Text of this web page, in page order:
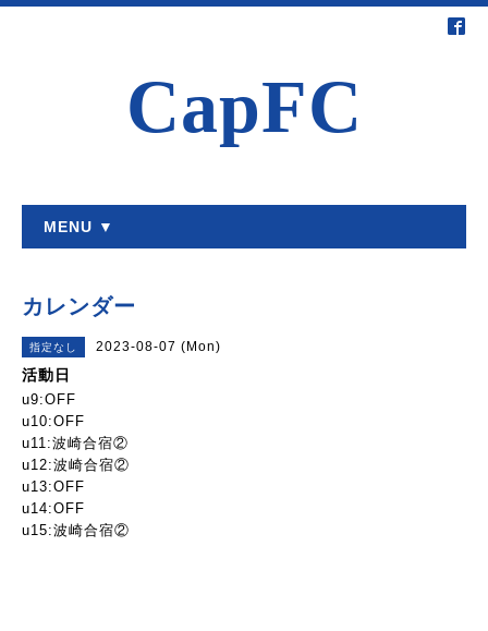
CapFC
MENU ▼
カレンダー
指定なし 2023-08-07 (Mon)
活動日
u9:OFF
u10:OFF
u11:波崎合宿②
u12:波崎合宿②
u13:OFF
u14:OFF
u15:波崎合宿②